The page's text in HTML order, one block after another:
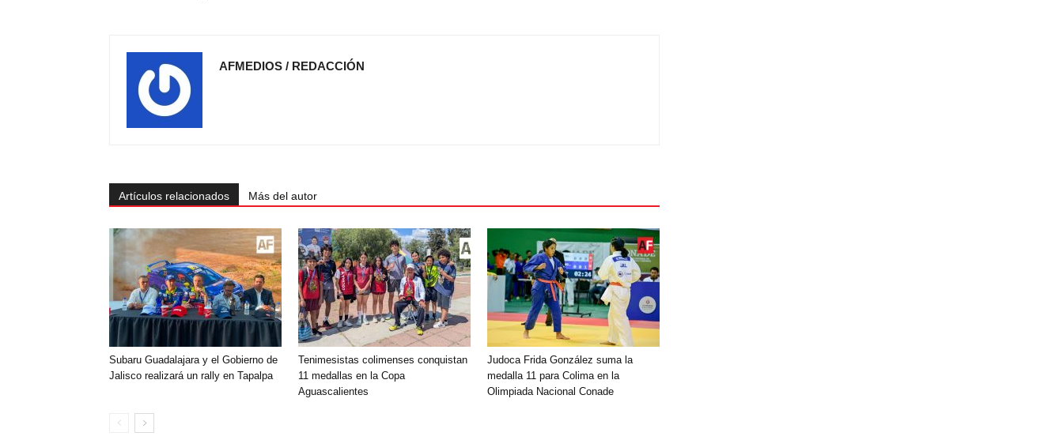
AFMEDIOS / REDACCIÓN
Artículos relacionados Más del autor
Subaru Guadalajara y el Gobierno de
Jalisco realizará un rally en Tapalpa
Tenimesistas colimenses conquistan
11 medallas en la Copa
Aguascalientes
Judoca Frida González suma la
medalla 11 para Colima en la
Olimpiada Nacional Conade